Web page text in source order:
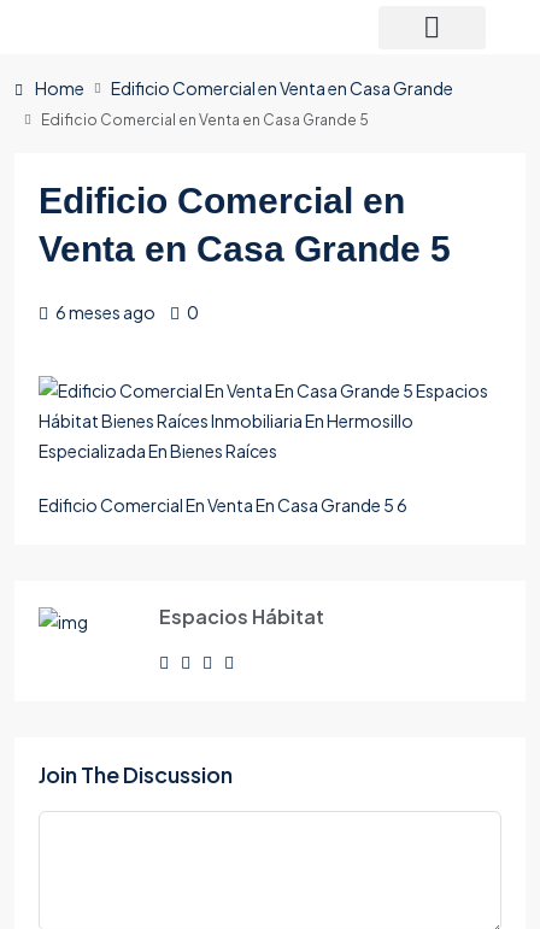
Home Edificio Comercial en Venta en Casa Grande
Edificio Comercial en Venta en Casa Grande 5
Edificio Comercial en
Venta en Casa Grande 5
6 meses ago 0
Edificio Comercial En Venta En Casa Grande 5 6
Espacios Hábitat
Join The Discussion